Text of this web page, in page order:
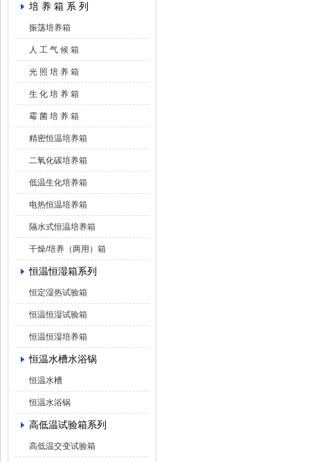
培 养 箱 系 列
振荡培养箱
人 工 气 候 箱
光 照 培 养 箱
生 化 培 养 箱
霉 菌 培 养 箱
精密恒温培养箱
二氧化碳培养箱
低温生化培养箱
电热恒温培养箱
隔水式恒温培养箱
干燥/培养（两用）箱
恒温恒湿箱系列
恒定湿热试验箱
恒温恒湿试验箱
恒温恒湿培养箱
恒温水槽水浴锅
恒温水槽
恒温水浴锅
高低温试验箱系列
高低温交变试验箱